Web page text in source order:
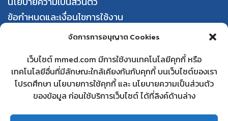
จัดการการอนุญาต Cookies
เว็บไซต์ mmed.com มีการใช้งานเทคโนโลยีคุกกี้ หรือ
เทคโนโลยีอื่นที่มีลักษณะใกล้เคียงกันกับคุกกี้ บนเว็บไซต์ของเรา
โปรดศึกษา นโยบายการใช้คุกกี้ และ นโยบายความเป็นส่วนตัว
ของข้อมูล ก่อนใช้บริการเว็บไซต์ ได้ที่ลิงค์ด้านล่าง
ข้อกำหนดและเงื่อนไขการใช้งาน
การสั่งซื้อและชำระสินค้า
ใบทะเบียนพาณิชย์
สนใจเป็นคู่ค้ากับ MMED
คำถามที่พบบ่อย